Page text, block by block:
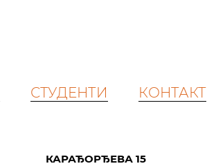
СТУДЕНТИ КОНТАКТ
КАРАЂОРЂЕВА 15